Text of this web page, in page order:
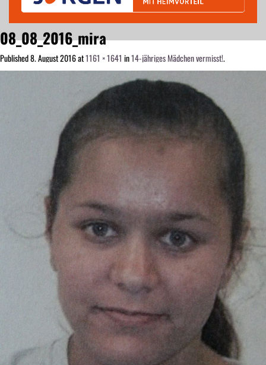
08_08_2016_mira
Published8. August 2016at1161 × 1641 in14-jähriges Mädchen vermisst!.